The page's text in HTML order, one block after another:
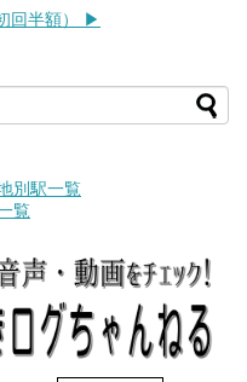
回半額） ▶